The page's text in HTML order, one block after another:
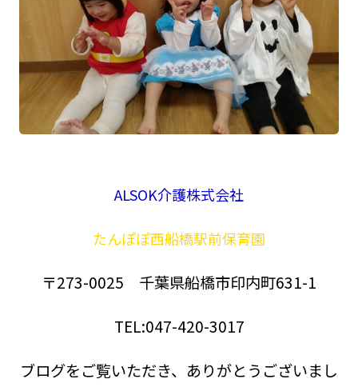
ALSOK介護株式会社
たんぽぽ西船橋駅前保育園
〒273-0025 千葉県船橋市印内町631-1
TEL:047-420-3017
ブログをご覧いただき、ありがとうございまし